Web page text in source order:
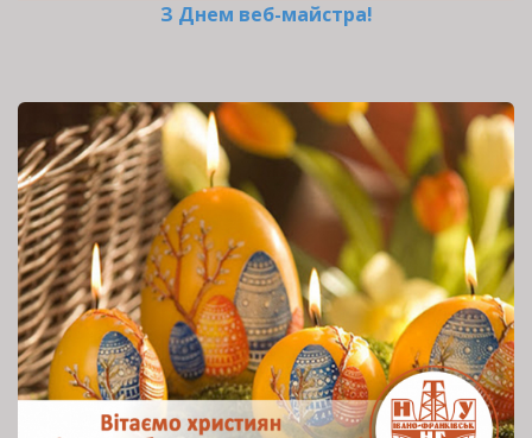
З Днем веб-майстра!